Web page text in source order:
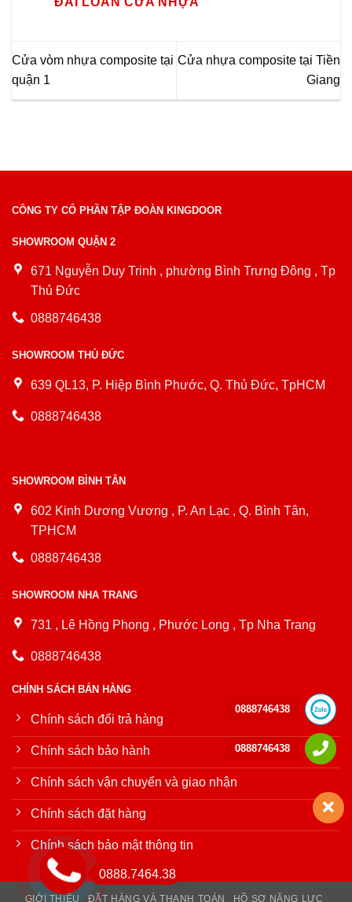
Cửa vòm nhựa composite tại
quận 1
Cửa nhựa composite tại Tiền
Giang
CÔNG TY CỔ PHẦN TẬP ĐOÀN KINGDOOR
SHOWROOM QUẬN 2
671 Nguyễn Duy Trinh , phường Bình Trưng Đông , Tp
Thủ Đức
0888746438
SHOWROOM THỦ ĐỨC
639 QL13, P. Hiệp Bình Phước, Q. Thủ Đức, TpHCM
0888746438
SHOWROOM BÌNH TÂN
602 Kinh Dương Vương , P. An Lạc , Q. Bình Tân,
TPHCM
0888746438
SHOWROOM NHA TRANG
731 , Lê Hồng Phong , Phước Long , Tp Nha Trang
0888746438
CHÍNH SÁCH BÁN HÀNG
Chính sách đổi trả hàng
Chính sách bảo hành
Chính sách vận chuyển và giao nhận
Chính sách đặt hàng
Chính sách bảo mật thông tin
GIỚI THIỆU ĐẶT HÀNG VÀ THANH TOÁN HỒ SƠ NĂNG LỰC
0888.7464.38
0888746438
0888746438